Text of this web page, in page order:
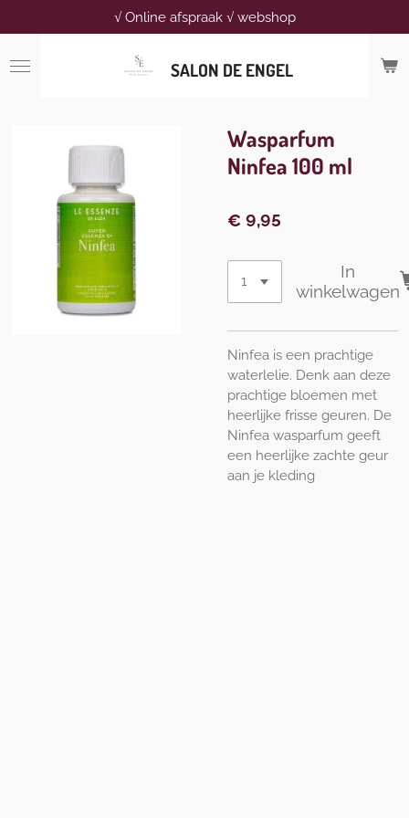
direct
naar
SALON DE ENGEL
√ Online afspraak √ webshop
Wasparfum
Ninfea 100 ml
€ 9,95
In
winkelwagen
Ninfea is een prachtige
waterlelie. Denk aan deze
prachtige bloemen met
heerlijke frisse geuren. De
Ninfea wasparfum geeft
een heerlijke zachte geur
aan je kleding